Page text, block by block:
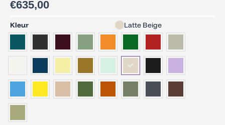
€635,00
Kleur Latte Beige
Fermob
1900